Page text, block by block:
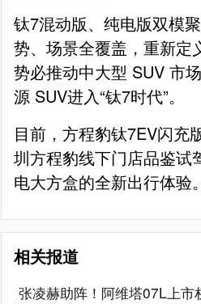
钛7混动版、纯电版双模
势、场景全覆盖，重新定
势必推动中大型 SUV 市
源 SUV进入“钛7时代”。
目前，方程豹钛7EV闪充
圳方程豹线下门店品鉴试
电大方盒的全新出行体验
相关报道
张凌赫助阵！阿维塔07L上